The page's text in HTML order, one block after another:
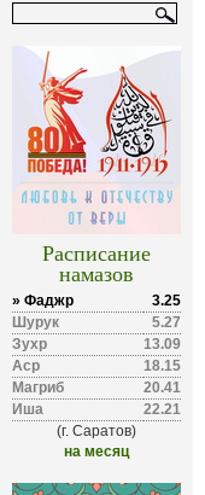
Расписание
намазов
» Фаджр
3.25
Шурук
5.27
Зухр
13.09
Аср
18.15
Магриб
20.41
Иша
22.21
(г. Саратов)
на месяц